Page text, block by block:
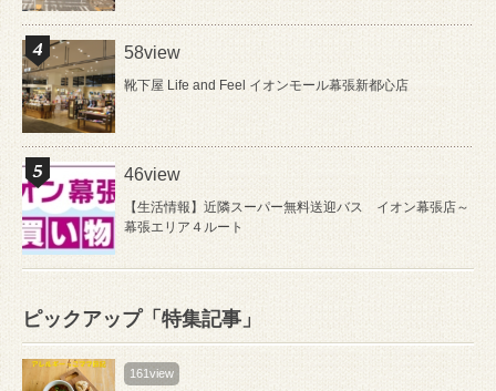
58view
靴下屋 Life and Feel イオンモール幕張新都心店
46view
【生活情報】近隣スーパー無料送迎バス イオン幕張店～
幕張エリア４ルート
ピックアップ「特集記事」
161view